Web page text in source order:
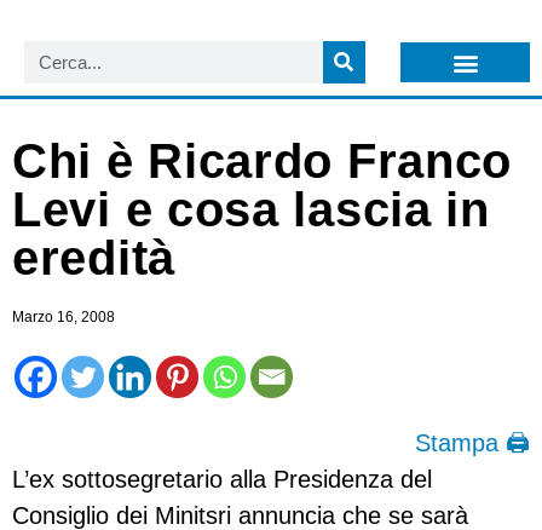
Chi è Ricardo Franco
Levi e cosa lascia in
eredità
Marzo 16, 2008
Stampa 🖨
L’ex sottosegretario alla Presidenza del
Consiglio dei Minitsri annuncia che se sarà